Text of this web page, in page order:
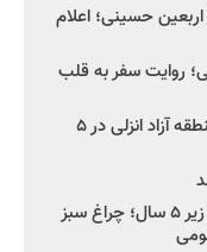
اربعین حسینی؛ اعلام
روایت سفر به قلب
استاندار گیلان: تردد خودروهای پلاک منطقه آزاد انزلی در ۵
صدور مجوز واردات اتوبوس‌های کارکرده زیر ۵ سال؛ چراغ سبز